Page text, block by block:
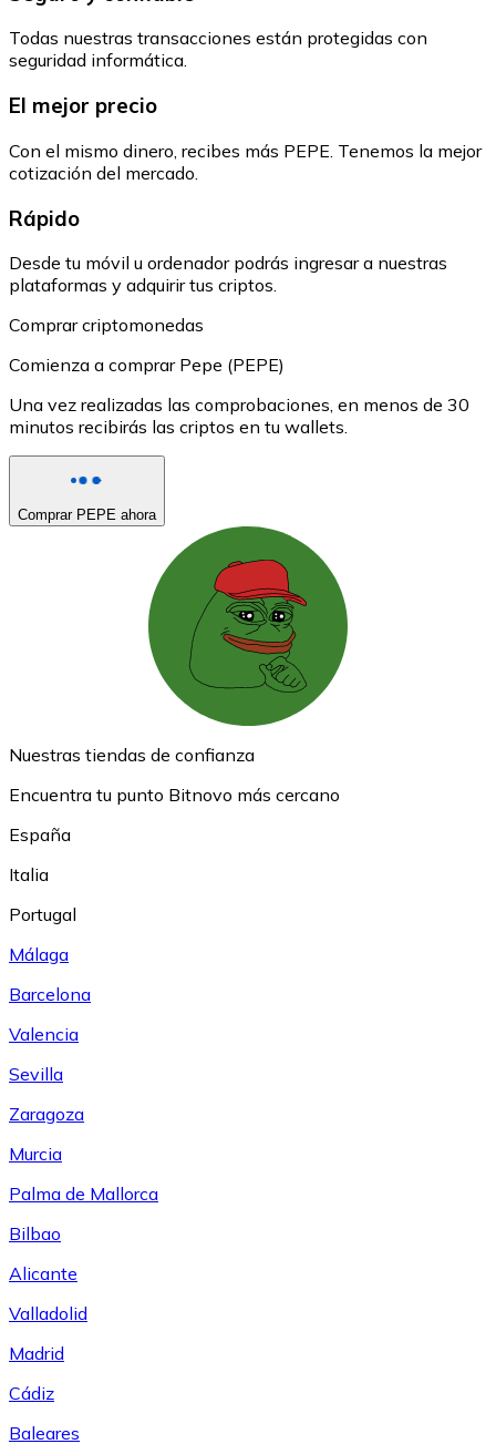
Todas nuestras transacciones están protegidas con
seguridad informática.
El mejor precio
Con el mismo dinero, recibes más PEPE. Tenemos la mejor
cotización del mercado.
Rápido
Desde tu móvil u ordenador podrás ingresar a nuestras
plataformas y adquirir tus criptos.
Comprar criptomonedas
Comienza a comprar Pepe (PEPE)
Una vez realizadas las comprobaciones, en menos de 30
minutos recibirás las criptos en tu wallets.
Comprar PEPE ahora
Nuestras tiendas de confianza
Encuentra tu punto Bitnovo más cercano
España
Italia
Portugal
Málaga
Barcelona
Valencia
Sevilla
Zaragoza
Murcia
Palma de Mallorca
Bilbao
Alicante
Valladolid
Madrid
Cádiz
Baleares